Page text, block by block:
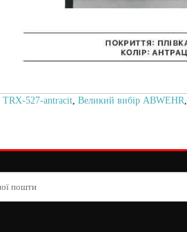
TRX-527-antracit, Великий вибір ABWEHR,